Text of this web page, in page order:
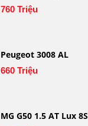
760 Triệu
Peugeot 3008 AL
660 Triệu
MG G50 1.5 AT Lux 8S